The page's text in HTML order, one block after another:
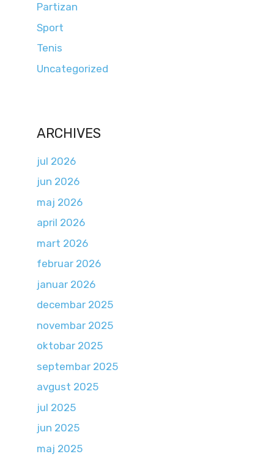
Partizan
Sport
Tenis
Uncategorized
ARCHIVES
jul 2026
jun 2026
maj 2026
april 2026
mart 2026
februar 2026
januar 2026
decembar 2025
novembar 2025
oktobar 2025
septembar 2025
avgust 2025
jul 2025
jun 2025
maj 2025